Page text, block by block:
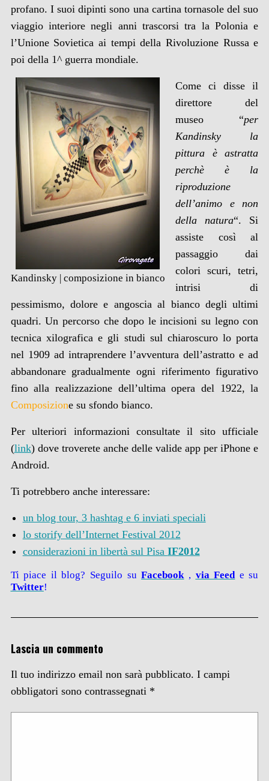
profano. I suoi dipinti sono una cartina tornasole del suo
viaggio interiore negli anni trascorsi tra la Polonia e
l’Unione Sovietica ai tempi della Rivoluzione Russa e
poi della 1^ guerra mondiale.
Kandinsky | composizione in bianco
Come ci disse il
direttore del
museo “per
Kandinsky la
pittura è astratta
perchè è la
riproduzione
dell’animo e non
della natura“. Si
assiste così al
passaggio dai
colori scuri, tetri,
intrisi di
pessimismo, dolore e angoscia al bianco degli ultimi
quadri. Un percorso che dopo le incisioni su legno con
tecnica xilografica e gli studi sul chiaroscuro lo porta
nel 1909 ad intraprendere l’avventura dell’astratto e ad
abbandonare gradualmente ogni riferimento figurativo
fino alla realizzazione dell’ultima opera del 1922, la
Composizione su sfondo bianco.
Per ulteriori informazioni consultate il sito ufficiale
(link) dove troverete anche delle valide app per iPhone e
Android.
Ti potrebbero anche interessare:
un blog tour, 3 hashtag e 6 inviati speciali
lo storify dell’Internet Festival 2012
considerazioni in libertà sul Pisa IF2012
Ti piace il blog? Seguilo su Facebook , viaFeed e su
Twitter!
Lascia un commento
Il tuo indirizzo email non sarà pubblicato. I campi
obbligatori sono contrassegnati *